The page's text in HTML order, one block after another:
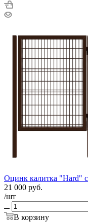
Оцинк калитка "Hard"
21 000 руб.
/шт
В корзину